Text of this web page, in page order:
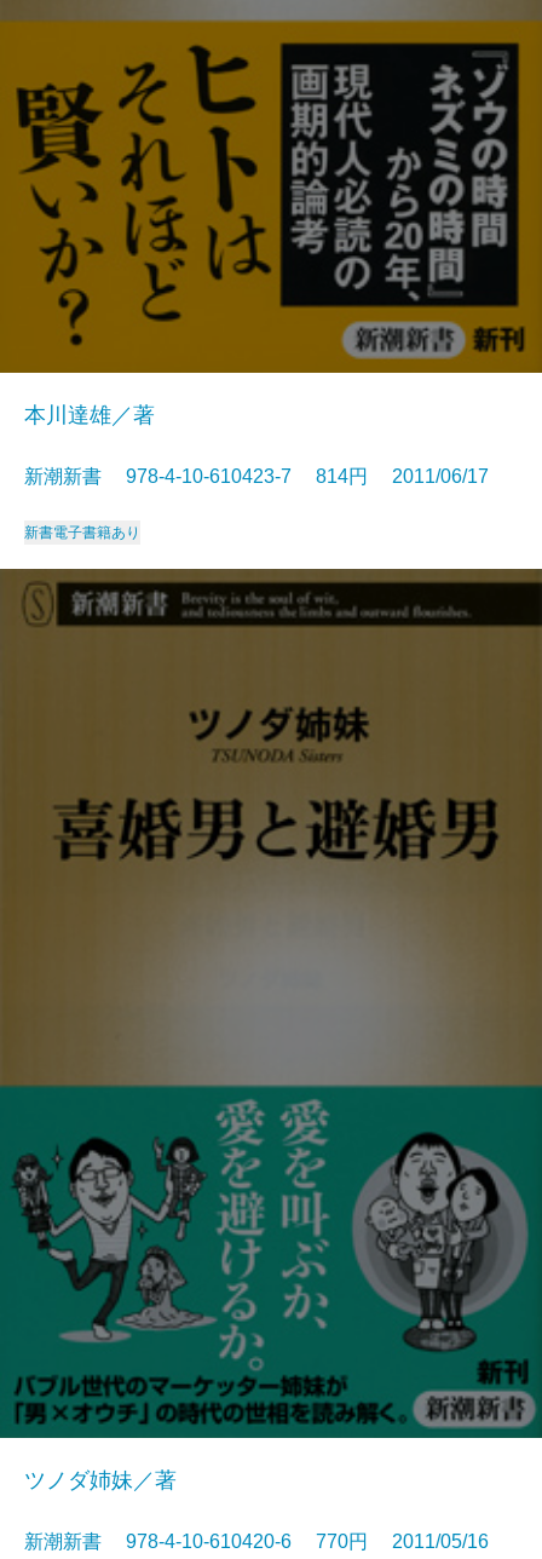
本川達雄／著
新潮新書 978-4-10-610423-7 814円 2011/06/17
新書電子書籍あり
ツノダ姉妹／著
新潮新書 978-4-10-610420-6 770円 2011/05/16